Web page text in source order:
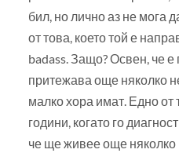
бил, но лично аз не мога
от това, което той е
badass. Защо? Освен, че е
притежава още няколко
малко хора имат. Едно от
години, когато го
че ще живее още няколко